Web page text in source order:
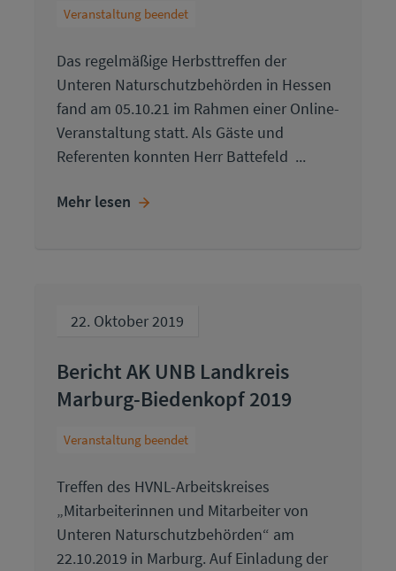
Veranstaltung beendet
Das regelmäßige Herbsttreffen der
Unteren Naturschutzbehörden in Hessen
fand am 05.10.21 im Rahmen einer Online-
Veranstaltung statt. Als Gäste und
Referenten konnten Herr Battefeld ...
Mehr lesen
22. Oktober 2019
Bericht AK UNB Landkreis
Marburg-Biedenkopf 2019
Veranstaltung beendet
Treffen des HVNL-Arbeitskreises
„Mitarbeiterinnen und Mitarbeiter von
Unteren Naturschutzbehörden“ am
22.10.2019 in Marburg. Auf Einladung der